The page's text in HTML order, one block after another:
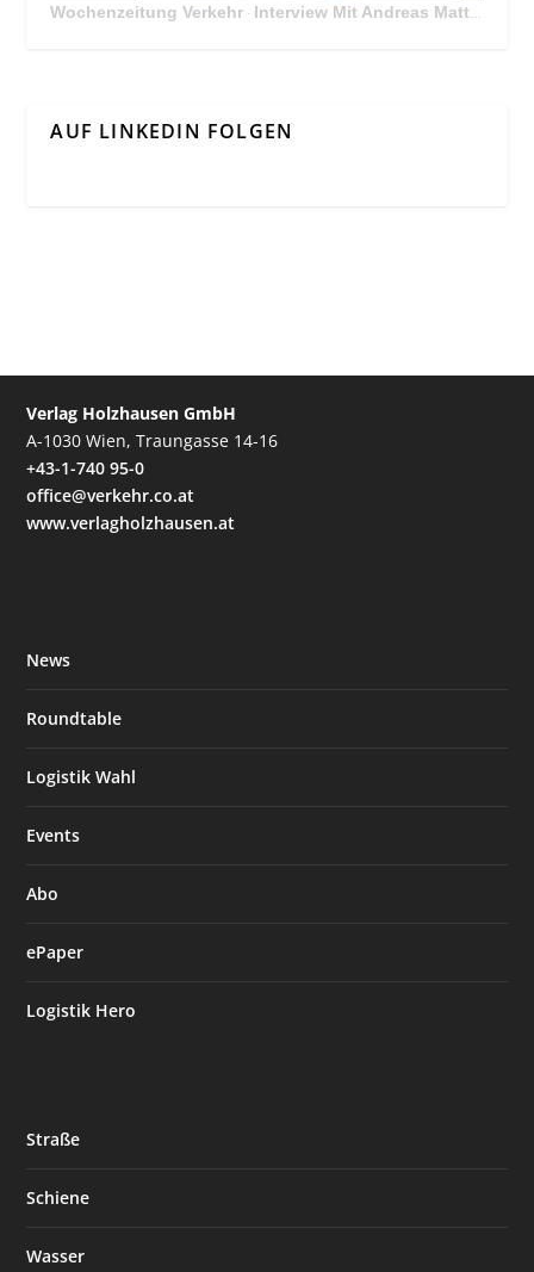
Wochenzeitung Verkehr · Interview Mit Andreas Matthä, CEO der ÖBB Holding
AUF LINKEDIN FOLGEN
Verlag Holzhausen GmbH
A-1030 Wien, Traungasse 14-16
+43-1-740 95-0
office@verkehr.co.at
www.verlagholzhausen.at
News
Roundtable
Logistik Wahl
Events
Abo
ePaper
Logistik Hero
Straße
Schiene
Wasser